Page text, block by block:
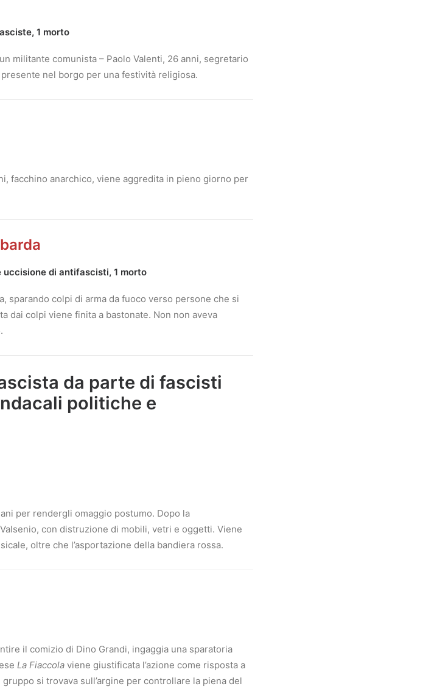
1 morto
militante comunista – Paolo Valenti, 26 anni, segretario
nel borgo per una festività religiosa.
facchino anarchico, viene aggredita in pieno giorno per
di antifascisti, 1 morto
sparando colpi di arma da fuoco verso persone che si
dai colpi viene finita a bastonate. Non non aveva
da parte di fascisti
politiche e
per rendergli omaggio postumo. Dopo la
con distruzione di mobili, vetri e oggetti. Viene
oltre che l’asportazione della bandiera rossa.
il comizio di Dino Grandi, ingaggia una sparatoria
La Fiaccola viene giustificata l’azione come risposta a
gruppo si trovava sull’argine per controllare la piena del